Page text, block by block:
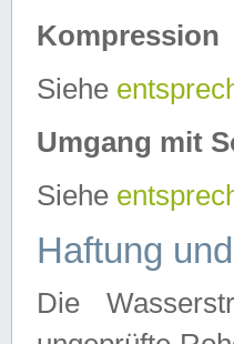
Kompression
Siehe
Umgang mit
Siehe
Haftung
Die